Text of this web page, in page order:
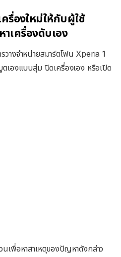
รื่องใหม่ให้กับผู้ใช้
เครื่องดับเอง
วางจำหน่ายสมาร์ตโฟน Xperia 1
เองแบบสุ่ม ปิดเครื่องเอง หรือเปิด
เพื่อหาสาเหตุของปัญหาดังกล่าว